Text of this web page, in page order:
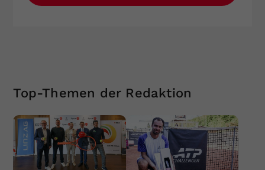
Top-Themen der Redaktion